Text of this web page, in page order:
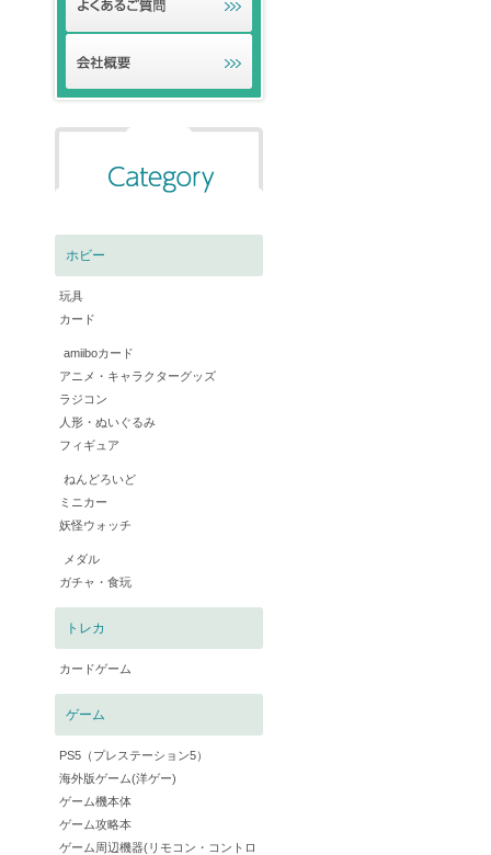
ホビー
玩具
カード
amiiboカード
アニメ・キャラクターグッズ
ラジコン
人形・ぬいぐるみ
フィギュア
ねんどろいど
ミニカー
妖怪ウォッチ
メダル
ガチャ・食玩
トレカ
カードゲーム
ゲーム
PS5（プレステーション5）
海外版ゲーム(洋ゲー)
ゲーム機本体
ゲーム攻略本
ゲーム周辺機器(リモコン・コントロ